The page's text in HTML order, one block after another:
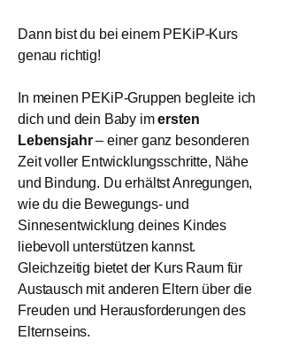
Dann bist du bei einem PEKiP-Kurs
genau richtig!
In meinen PEKiP-Gruppen begleite ich
dich und dein Baby imersten
Lebensjahr– einer ganz besonderen
Zeit voller Entwicklungsschritte, Nähe
und Bindung. Du erhältst Anregungen,
wie du die Bewegungs- und
Sinnesentwicklung deines Kindes
liebevoll unterstützen kannst.
Gleichzeitig bietet der Kurs Raum für
Austausch mit anderen Eltern über die
Freuden und Herausforderungen des
Elternseins.